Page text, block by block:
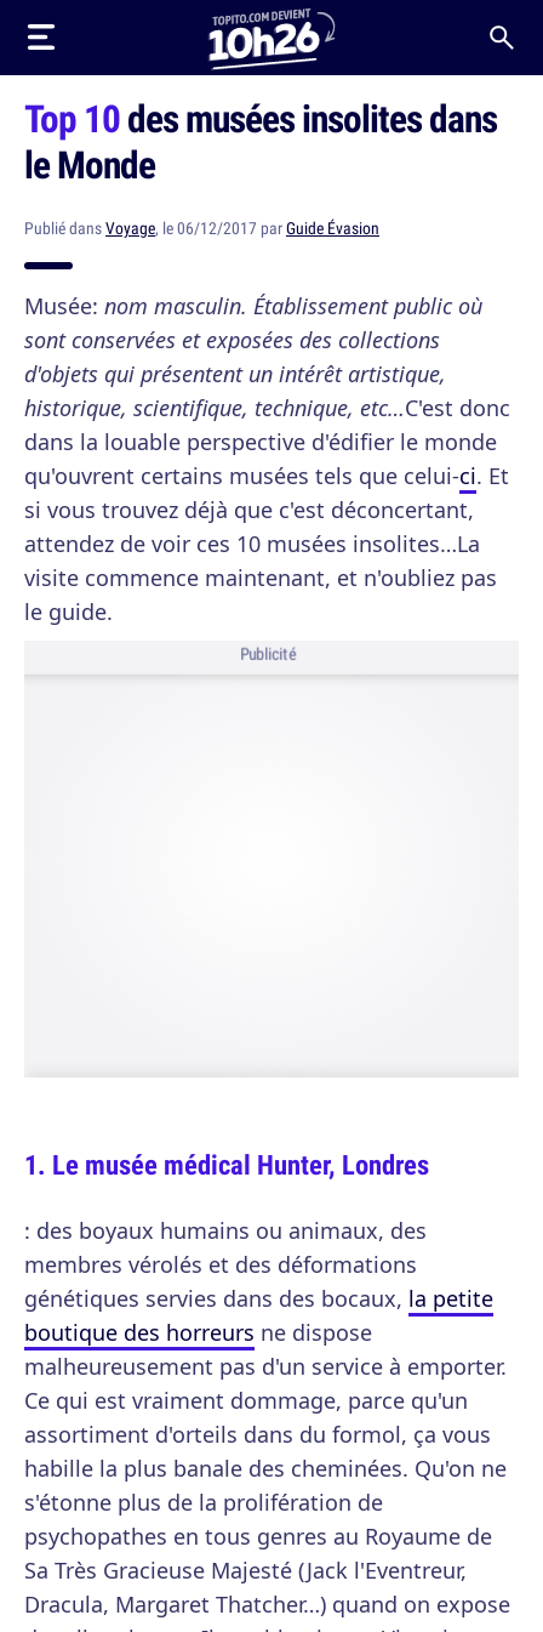
Top 10des musées insolites dans
le Monde
Publié dansVoyage, le 06/12/2017 parGuide Évasion
Musée: nom masculin. Établissement public où
sont conservées et exposées des collections
d'objets qui présentent un intérêt artistique,
historique, scientifique, technique, etc…C'est donc
dans la louable perspective d'édifier le monde
qu'ouvrent certains musées tels que celui-ci. Et
si vous trouvez déjà que c'est déconcertant,
attendez de voir ces 10 musées insolites…La
visite commence maintenant, et n'oubliez pas
le guide.
Publicité
Le musée médical Hunter, Londres
: des boyaux humains ou animaux, des
membres vérolés et des déformations
génétiques servies dans des bocaux, la petite
boutique des horreurs ne dispose
malheureusement pas d'un service à emporter.
Ce qui est vraiment dommage, parce qu'un
assortiment d'orteils dans du formol, ça vous
habille la plus banale des cheminées. Qu'on ne
s'étonne plus de la prolifération de
psychopathes en tous genres au Royaume de
Sa Très Gracieuse Majesté (Jack l'Eventreur,
Dracula, Margaret Thatcher…) quand on expose